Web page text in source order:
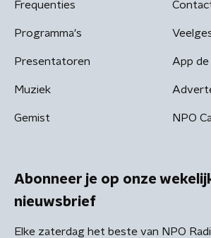
Frequenties
Programma's
Presentatoren
Muziek
Gemist
App
NPO
Abonneer je op onze
nieuwsbrief
Elke zaterdag het beste van NPO